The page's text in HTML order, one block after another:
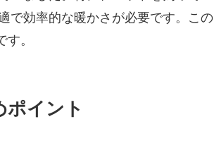
で効率的な暖かさが必要です。この
。
ポイント